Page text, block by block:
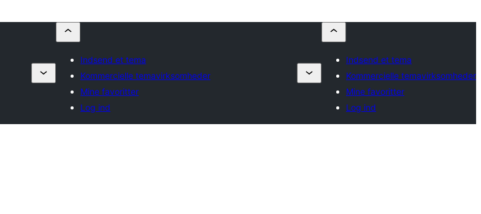
Indsend et tema
Kommercielle temavirksomheder
Mine favoritter
Log ind
Indsend et tema
Kommercielle temavirksomheder
Mine favoritter
Log ind